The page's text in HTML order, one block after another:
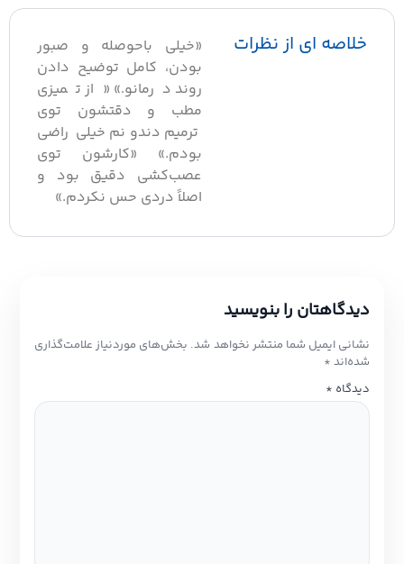
خلاصه ای از نظرات
«خیلی باحوصله و صبور
بودن، کامل توضیح دادن
روند درمانو.» «از تمیزی
مطب و دقتشون توی
ترمیم دندونم خیلی راضی
بودم.» «کارشون توی
عصب‌کشی دقیق بود و
اصلاً دردی حس نکردم.»
دیدگاهتان را بنویسید
نشانی ایمیل شما منتشر نخواهد شد. بخش‌های موردنیاز علامت‌گذاری
شده‌اند*
دیدگاه*